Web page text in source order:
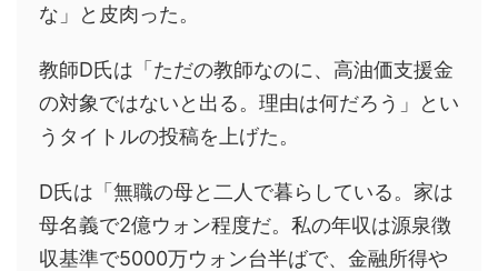
な」と皮肉った。
教師D氏は「ただの教師なのに、高油価支援金
の対象ではないと出る。理由は何だろう」とい
うタイトルの投稿を上げた。
D氏は「無職の母と二人で暮らしている。家は
母名義で2億ウォン程度だ。私の年収は源泉徴
収基準で5000万ウォン台半ばで、金融所得や